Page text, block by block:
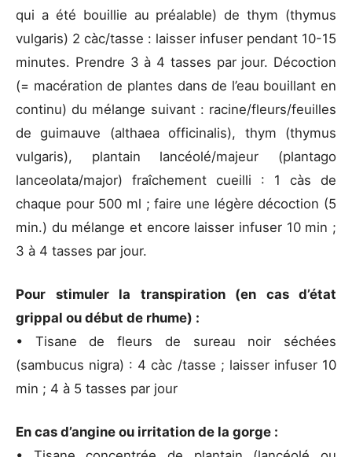
qui a été bouillie au préalable) de thym (thymus
vulgaris) 2 càc/tasse : laisser infuser pendant 10-15
minutes. Prendre 3 à 4 tasses par jour. Décoction
(= macération de plantes dans de l’eau bouillant en
continu) du mélange suivant : racine/fleurs/feuilles
de guimauve (althaea officinalis), thym (thymus
vulgaris), plantain lancéolé/majeur (plantago
lanceolata/major) fraîchement cueilli : 1 càs de
chaque pour 500 ml ; faire une légère décoction (5
min.) du mélange et encore laisser infuser 10 min ;
3 à 4 tasses par jour.
Pour stimuler la transpiration (en cas d’état
grippal ou début de rhume) :
• Tisane de fleurs de sureau noir séchées
(sambucus nigra) : 4 càc /tasse ; laisser infuser 10
min ; 4 à 5 tasses par jour
En cas d’angine ou irritation de la gorge :